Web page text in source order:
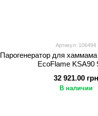
Артикул: 106494
Парогенератор для
EcoFlame KSA90
32 921.00 грн
В наличии